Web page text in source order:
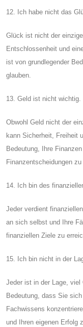
12. Ich habe nicht das
Glück ist nicht der
Entschlossenheit und
ist von grundlegender
glauben.
13. Geld ist nicht wichtig.
Obwohl Geld nicht der
kann Sicherheit, Freiheit
Bedeutung, Ihre
Finanzentscheidungen
14. Ich bin des
Jeder verdient
an sich selbst und Ihre
finanziellen Ziele zu
15. Ich bin nicht in der
Jeder ist in der Lage, viel
Bedeutung, dass Sie
Fachwissens
und Ihren eigenen Erfolg